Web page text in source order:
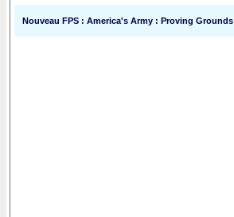
Nouveau FPS : America's Army : Proving Grounds